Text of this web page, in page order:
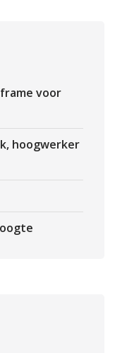
voor
hoogwerker